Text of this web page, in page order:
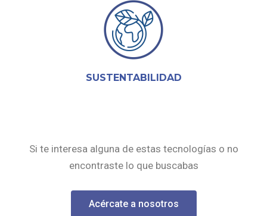
SUSTENTABILIDAD
Si te interesa alguna de estas tecnologías o no
encontraste lo que buscabas
Acércate a nosotros